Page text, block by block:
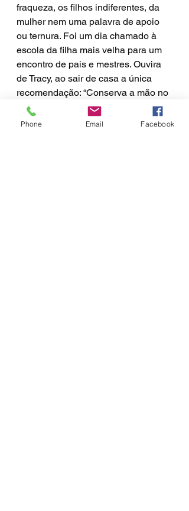
fraqueza, os filhos indiferentes, da
mulher nem uma palavra de apoio
ou ternura. Foi um dia chamado à
escola da filha mais velha para um
encontro de pais e mestres. Ouvira
de Tracy, ao sair de casa a única
recomendação: “Conserva a mão no
bolso, para esconder o tremor.”
	Ao volante de seu carro nesse
Phone Email Facebook